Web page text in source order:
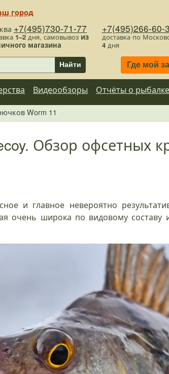
+7(495)730-71-77
1–2дня, самовывоз из
магазина
+7(495)266-60-
доставка по
4дня
город
Где мой
Найти
Видеообзоры Отчёты о рыбалке
Worm 11
Обзор офсетных
и главное невероятно
очень широка по видовому составу